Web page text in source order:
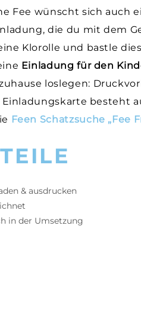
Fee wünscht sich auch
die du mit dem
Klorolle und bastle
Einladung für den
loslegen:
besteht
Feen Schatzsuche „Fee
& ausdrucken
in der Umsetzung